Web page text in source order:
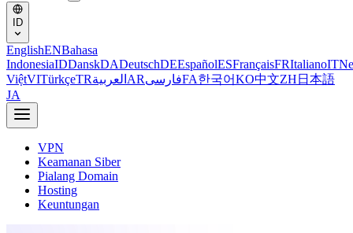
ID
EnglishENBahasa
IndonesiaIDDanskDADeutschDEEspañolESFrançaisFRItalianoIT
ViệtVITürkçeTRالعربية ARفارسیFA한국어KO中文ZH 日本語
JA
VPN
Keamanan Siber
Pialang Domain
Hosting
Keuntungan